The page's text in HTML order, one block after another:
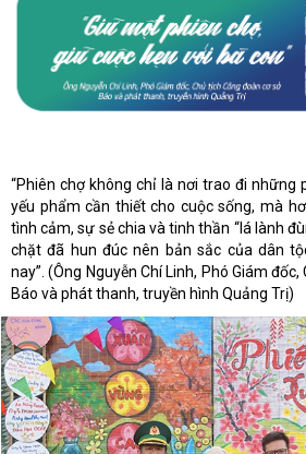
“Phiên chợ không chỉ là nơi trao đi những
yếu phẩm cần thiết cho cuộc sống, mà
tình cảm, sự sẻ chia và tinh thần “lá lành
chặt đã hun đúc nên bản sắc của dân
nay”. (Ông Nguyễn Chí Linh, Phó Giám
Báo và phát thanh, truyền hình Quảng Trị)